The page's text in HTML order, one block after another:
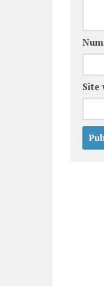
Site